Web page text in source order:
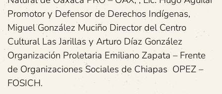
Promotor y Defensor de Derechos Indígenas,
Miguel González Muciño Director del Centro
Cultural Las Jarillas y Arturo Díaz González
Organización Proletaria Emiliano Zapata – Frente
de Organizaciones Sociales de Chiapas OPEZ –
FOSICH.